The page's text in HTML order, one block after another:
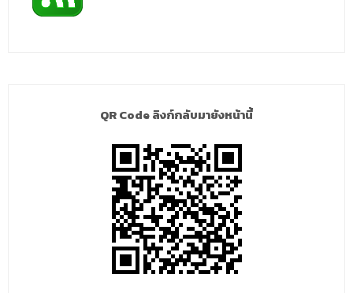
QR Code ลิงก์กลับมายังหน้านี้